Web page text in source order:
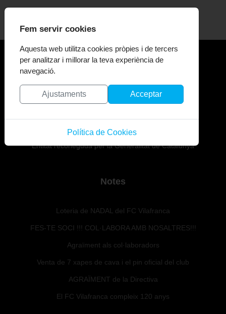
Entitat reconeguda per la Generalitat de Catalunya
Notes
Loteria de NADAL del FC Vilafranca
FES-TE SOCI !!! COL·LABORA AMB NOSALTRES!!!
Agraïment als col·laboradors
Venta de 7 xapes de cava i el pin oficial del club
AGRAÏMENT de la Directiva
El FC Vilafranca compleix 120 anys
Fem servir cookies
Aquesta web utilitza cookies pròpies i de tercers
per analitzar i millorar la teva experiència de
navegació.
Ajustaments Acceptar
Política de Cookies